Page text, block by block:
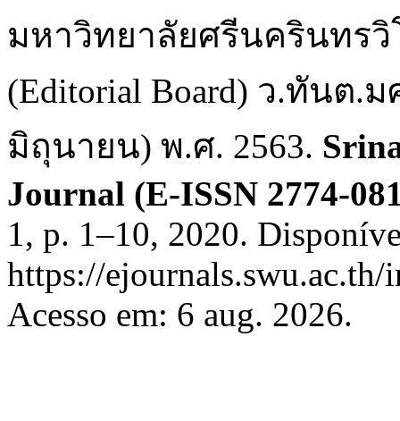
มหาวิทยาลัยศรีนครินทร
(Editorial Board) ว.ทันต.
มิถุนายน) พ.ศ. 2563.
Journal (E-ISSN 2774-
1, p. 1–10, 2020.
https://
Acesso em: 6 aug. 2026.